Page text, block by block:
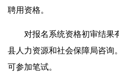
聘用资格。
对报名系统资格初审结果
县人力资源和社会保障局咨询
可参加笔试。